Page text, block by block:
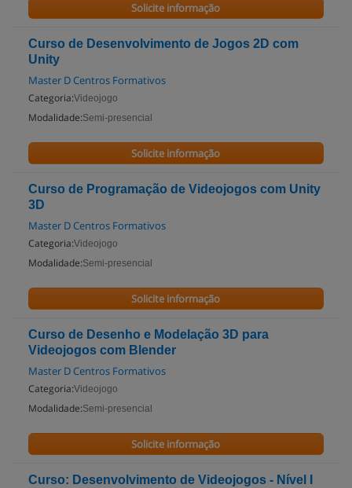
Solicite informação
Curso de Desenvolvimento de Jogos 2D com
Unity
Master D Centros Formativos
Categoria:Videojogo
Modalidade:Semi-presencial
Solicite informação
Curso de Programação de Videojogos com Unity
3D
Master D Centros Formativos
Categoria:Videojogo
Modalidade:Semi-presencial
Solicite informação
Curso de Desenho e Modelação 3D para
Videojogos com Blender
Master D Centros Formativos
Categoria:Videojogo
Modalidade:Semi-presencial
Solicite informação
Curso: Desenvolvimento de Videojogos - Nível I